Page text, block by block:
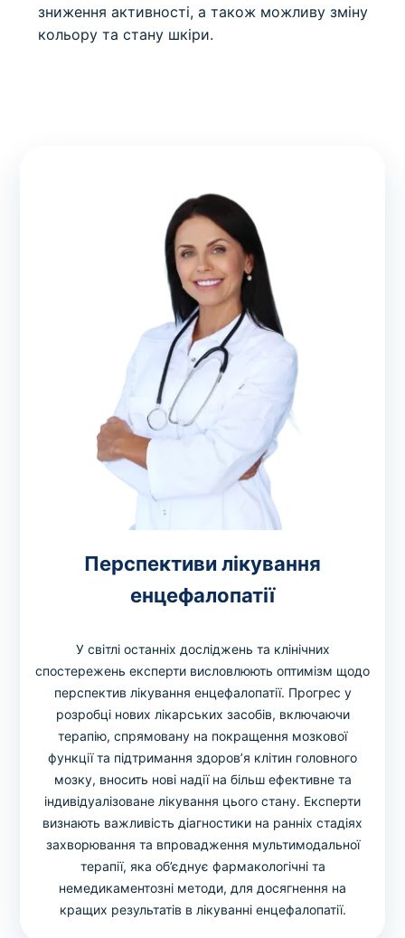
зниження активності, а також можливу зміну
кольору та стану шкіри.
Перспективи лікування
енцефалопатії
У світлі останніх досліджень та клінічних
спостережень експерти висловлюють оптимізм щодо
перспектив лікування енцефалопатії. Прогрес у
розробці нових лікарських засобів, включаючи
терапію, спрямовану на покращення мозкової
функції та підтримання здоров’я клітин головного
мозку, вносить нові надії на більш ефективне та
індивідуалізоване лікування цього стану. Експерти
визнають важливість діагностики на ранніх стадіях
захворювання та впровадження мультимодальної
терапії, яка об’єднує фармакологічні та
немедикаментозні методи, для досягнення на
кращих результатів в лікуванні енцефалопатії.